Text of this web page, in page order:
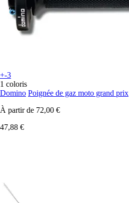
+-3
1 coloris
Domino Poignée de gaz moto grand prix
À partir de 72,00 €
47,88 €